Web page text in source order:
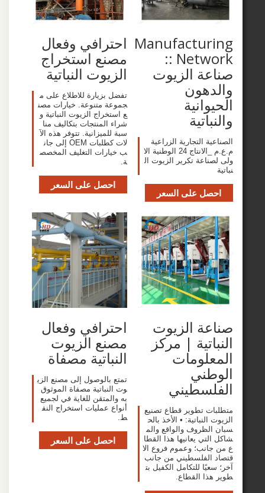
Network ::
الزيوت
التجارية الزراعية
م.ع.م _الانتاج 24 الوطنية الا
تكرير الزيوت ال
على السعر
احترافي وفعال
مصنع استخراج
الزيوت النباتية
تفضل بزيارة للاطلاع على م
جموعة متنوعة. خيارات مصن
ع استخراج الزيوت النباتية و
شراء المنتجات بتكاليف منا
سبة للميزانية. تتوفر هذه الآ
لات كطلبات OEM إلى جان
ب خيارات التغليف المخصص
ة.
احصل على السعر
الزيوت
| مركز
تطوير قطاع تصنيع
• الأخذ بالح
والواقع والم
يعانيها هذا القطا
وعموم فروع الا
الفلسطيني من جانب
للتكامل الكفيل بت
القطاع.
احترافي وفعال
مصنع الزيوت
النباتية مصفاة
تمتع بالوصول إلى مصنع الزي
وت النباتية مصفاة الموثوق
به والمتقن للغاية في لجميع
أنواع عمليات استخراج النف
ط.
احصل على السعر